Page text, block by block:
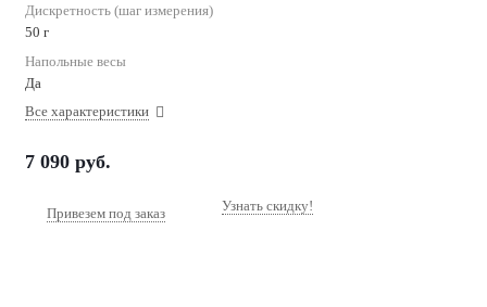
Дискретность (шаг измерения)
50 г
Напольные весы
Да
Все характеристики
7 090 руб.
Привезем под заказ Узнать скидку!